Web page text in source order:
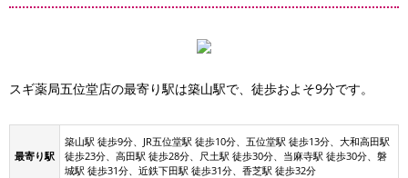
スギ薬局五位堂店の最寄り駅は築山駅で、徒歩およそ9分です。
最寄り駅
築山駅 徒歩9分、JR五位堂駅 徒歩10分、五位堂駅 徒歩13分、大和高田駅
徒歩23分、高田駅 徒歩28分、尺土駅 徒歩30分、当麻寺駅 徒歩30分、磐
城駅 徒歩31分、近鉄下田駅 徒歩31分、香芝駅 徒歩32分